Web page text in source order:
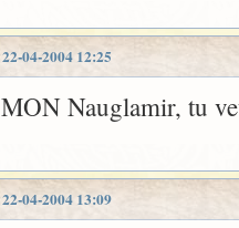
22-04-2004 12:25
MON Nauglamir, tu
22-04-2004 13:09